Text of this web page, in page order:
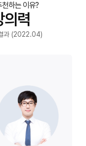
하는 이유?
의력
과 (2022.04)